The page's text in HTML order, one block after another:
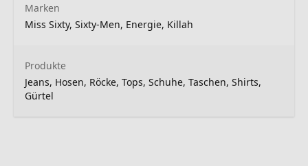
Marken
Miss Sixty, Sixty-Men, Energie, Killah
Produkte
Jeans, Hosen, Röcke, Tops, Schuhe, Taschen, Shirts,
Gürtel